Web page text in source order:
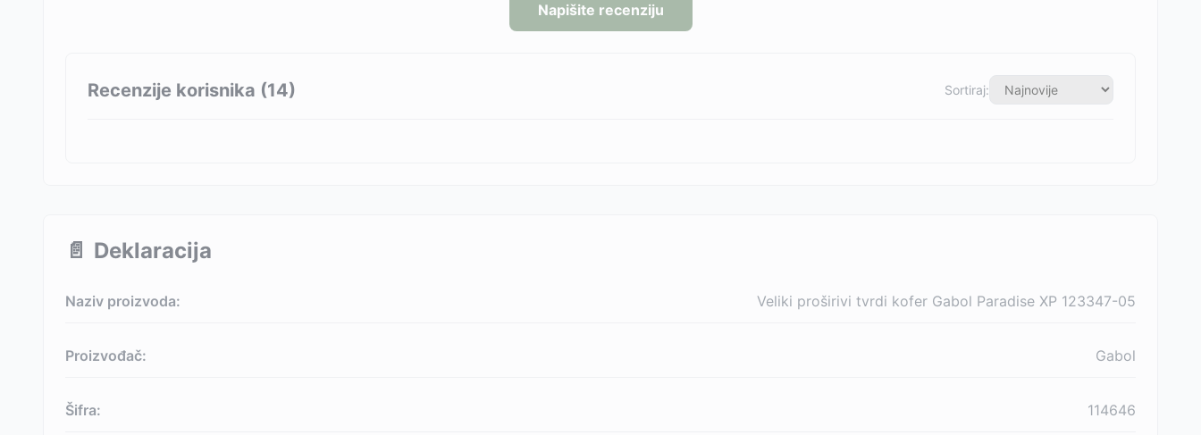
Napišite recenziju
Recenzije korisnika (14) Sortiraj:
📄 Deklaracija
Naziv proizvoda: Veliki proširivi tvrdi kofer Gabol Paradise XP 123347-05
Proizvođač: Gabol
Šifra: 114646